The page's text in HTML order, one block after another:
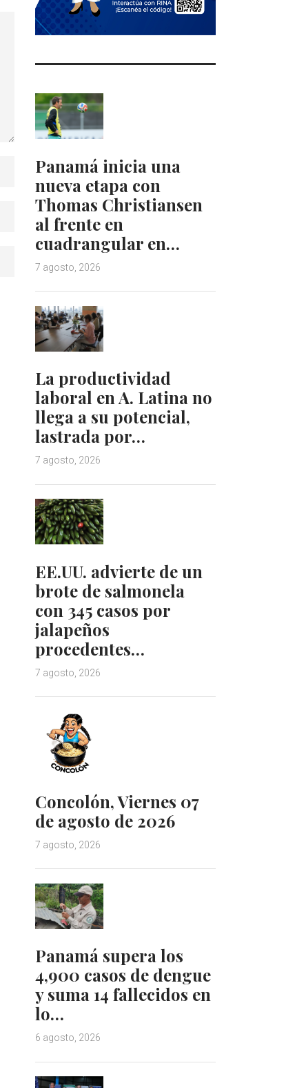
Panamá inicia una
nueva etapa con
Thomas Christiansen
al frente en
cuadrangular en…
7 agosto, 2026
La productividad
laboral en A. Latina no
llega a su potencial,
lastrada por…
7 agosto, 2026
EE.UU. advierte de un
brote de salmonela
con 345 casos por
jalapeños
procedentes…
7 agosto, 2026
Concolón, Viernes 07
de agosto de 2026
7 agosto, 2026
Panamá supera los
4,900 casos de dengue
y suma 14 fallecidos en
lo…
6 agosto, 2026